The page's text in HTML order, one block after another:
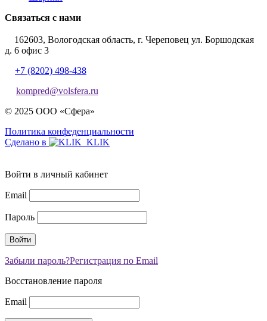
Связаться с нами
162603, Вологодская область, г. Череповец ул. Боршодская
д. 6 офис 3
+7 (8202) 498-438
kompred@volsfera.ru
© 2025 ООО «Сфера»
Политика конфеденциальности
Сделано в
Войти в личный кабинет
Email
Пароль
Забыли пароль?Регистрация по Email
Восстановление пароля
Email